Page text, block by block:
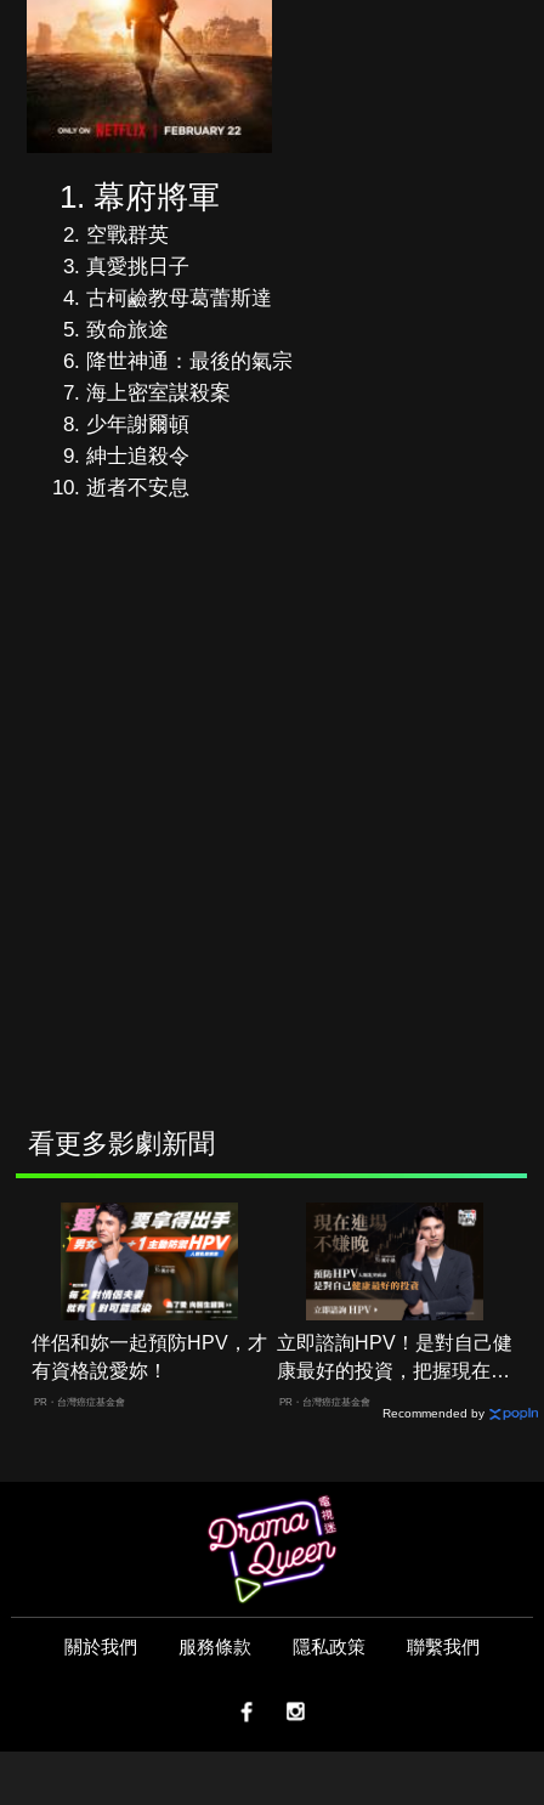
幕府將軍
空戰群英
真愛挑日子
古柯鹼教母葛蕾斯達
致命旅途
降世神通：最後的氣宗
海上密室謀殺案
少年謝爾頓
紳士追殺令
逝者不安息
看更多影劇新聞
伴侶和妳一起預防HPV，才
有資格說愛妳！
PR・台灣癌症基金會
立即諮詢HPV！是對自己健
康最好的投資，把握現在不
嫌晚！
PR・台灣癌症基金會
Recommended by
關於我們 服務條款 隱私政策 聯繫我們